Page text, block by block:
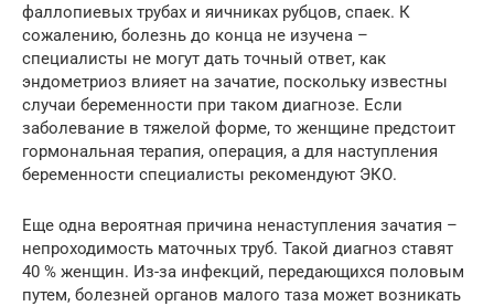
фаллопиевых трубах и яичниках рубцов, спаек. К
сожалению, болезнь до конца не изучена –
специалисты не могут дать точный ответ, как
эндометриоз влияет на зачатие, поскольку известны
случаи беременности при таком диагнозе. Если
заболевание в тяжелой форме, то женщине предстоит
гормональная терапия, операция, а для наступления
беременности специалисты рекомендуют ЭКО.
Еще одна вероятная причина ненаступления зачатия –
непроходимость маточных труб. Такой диагноз ставят
40 % женщин. Из-за инфекций, передающихся половым
путем, болезней органов малого таза может возникать